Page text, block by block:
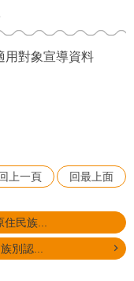
用對象宣導資料
回上一頁 回最上面
民族...
別認...